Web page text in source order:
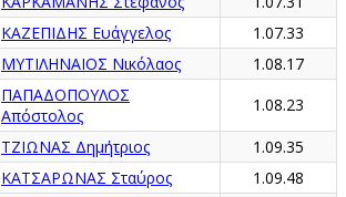
ΚΑΖΕΠΙΔΗΣ Ευάγγελος
1.07.33
ΜΥΤΙΛΗΝΑΙΟΣ Νικόλαος
1.08.17
ΠΑΠΑΔΟΠΟΥΛΟΣ
Απόστολος
1.08.23
ΤΖΙΩΝΑΣ Δημήτριος
1.09.35
ΚΑΤΣΑΡΩΝΑΣ Σταύρος
1.09.48